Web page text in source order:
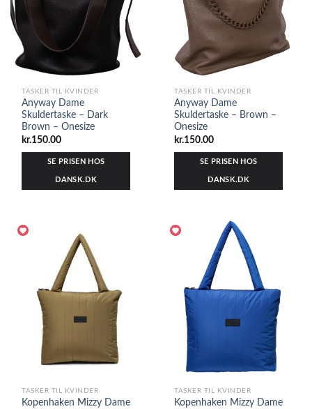
TASKER TIL KVINDER
Anyway Dame
Skuldertaske – Dark
Brown – Onesize
kr.150.00
SE PRISEN HOS
DANSK.DK
TASKER TIL KVINDER
Anyway Dame
Skuldertaske – Brown –
Onesize
kr.150.00
SE PRISEN HOS
DANSK.DK
TASKER TIL KVINDER
Kopenhaken Mizzy Dame
TASKER TIL KVINDER
Kopenhaken Mizzy Dame